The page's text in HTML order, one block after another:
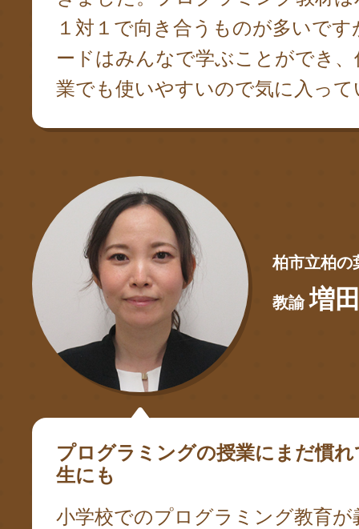
１対１で向き合うものが多いで
ードはみんなで学ぶことができ、
業でも使いやすいので気に入って
柏市立柏の
教諭増
プログラミングの授業にまだ慣
生にも
小学校でのプログラミング教育が